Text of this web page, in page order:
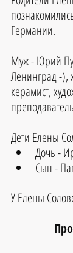
Германии.
Муж - Юрий
Ленинград -),
керамист,
Дети Елены
Дочь -
Сын -
У Елены